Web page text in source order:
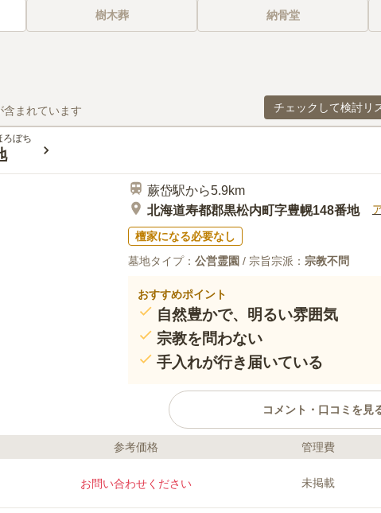
樹木葬 納骨堂
まれています チェックして検討リ
ろぼち
蕨岱駅から5.9km
北海道寿都郡黒松内町字豊幌148番地
檀家になる必要なし
墓地タイプ： 公営霊園 / 宗旨宗派： 宗教不問
おすすめポイント
自然豊かで、明るい雰囲気
宗教を問わない
手入れが行き届いている
コメント・口コミを見
ライフドット編集部のコメント
込みの際には黒松内町の定める条件を
教は不問となっています。 墓地内は手
参考価格 管理費
お問い合わせください 未掲載